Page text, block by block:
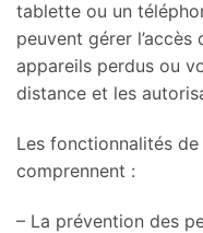
tablette ou un
peuvent gérer
appareils perdus ou
distance et les
Les fonctionnalités
comprennent :
– La prévention des